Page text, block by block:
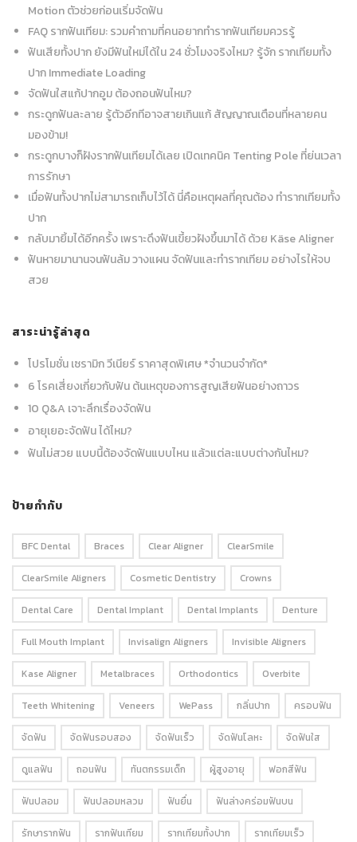
Motion ตัวช่วยก่อนเริ่มจัดฟัน
FAQ รากฟันเทียม: รวมคำถามที่คนอยากทำรากฟันเทียมควรรู้
ฟันเสียทั้งปาก ยังมีฟันใหม่ได้ใน 24 ชั่วโมงจริงไหม? รู้จัก รากเทียมทั้ง
ปาก Immediate Loading
จัดฟันใสแก้ปากอูม ต้องถอนฟันไหม?
กระดูกฟันละลาย รู้ตัวอีกทีอาจสายเกินแก้ สัญญาณเตือนที่หลายคน
มองข้าม!
กระดูกบางก็ฝังรากฟันเทียมได้เลย เปิดเทคนิค Tenting Pole ที่ย่นเวลา
การรักษา
เมื่อฟันทั้งปากไม่สามารถเก็บไว้ได้ นี่คือเหตุผลที่คุณต้อง ทำรากเทียมทั้ง
ปาก
กลับมายิ้มได้อีกครั้ง เพราะดึงฟันเขี้ยวฝังขึ้นมาได้ ด้วย Käse Aligner
ฟันหายมานานจนฟันล้ม วางแผน จัดฟันและทำรากเทียม อย่างไรให้จบ
สวย
สาระน่ารู้ล่าสุด
โปรโมชั่น เซรามิก วีเนียร์ ราคาสุดพิเศษ *จำนวนจำกัด*
6 โรคเสี่ยงเกี่ยวกับฟัน ต้นเหตุของการสูญเสียฟันอย่างถาวร
10 Q&A เจาะลึกเรื่องจัดฟัน
อายุเยอะจัดฟัน ได้ไหม?
ฟันไม่สวย แบบนี้ต้องจัดฟันแบบไหน แล้วแต่ละแบบต่างกันไหม?
ป้ายกำกับ
BFC Dental Braces Clear Aligner ClearSmile
ClearSmile Aligners Cosmetic Dentistry Crowns
Dental Care Dental Implant Dental Implants Denture
Full Mouth Implant Invisalign Aligners Invisible Aligners
Kase Aligner Metalbraces Orthodontics Overbite
Teeth Whitening Veneers WePass กลิ่นปาก ครอบฟัน
จัดฟัน จัดฟันรอบสอง จัดฟันเร็ว จัดฟันโลหะ จัดฟันใส
ดูแลฟัน ถอนฟัน ทันตกรรมเด็ก ผู้สูงอายุ ฟอกสีฟัน
ฟันปลอม ฟันปลอมหลวม ฟันยื่น ฟันล่างคร่อมฟันบน
รักษารากฟัน รากฟันเทียม รากเทียมทั้งปาก รากเทียมเร็ว